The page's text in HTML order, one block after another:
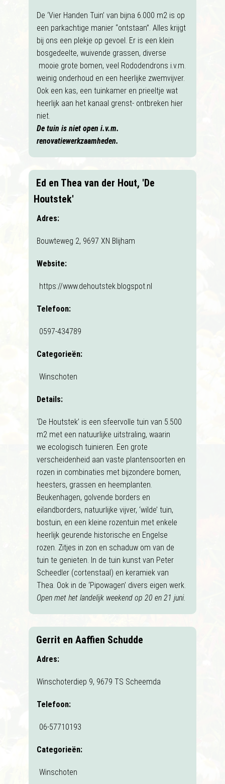
De ‘Vier Handen Tuin’ van bijna 6.000 m2 is op
een parkachtige manier “ontstaan”. Alles krijgt
bij ons een plekje op gevoel. Er is een klein
bosgedeelte, wuivende grassen, diverse
mooie grote bomen, veel Rododendrons i.v.m.
weinig onderhoud en een heerlijke zwemvijver.
Ook een kas, een tuinkamer en prieeltje wat
heerlijk aan het kanaal grenst- ontbreken hier
niet.
De tuin is niet open i.v.m.
renovatiewerkzaamheden.
Ed en Thea van der Hout, 'De
Houtstek'
Adres:
Bouwteweg 2, 9697 XN Blijham
Website:
https://www.dehoutstek.blogspot.nl
Telefoon:
0597-434789
Categorieën:
Winschoten
Details:
‘De Houtstek’ is een sfeervolle tuin van 5.500
m2 met een natuurlijke uitstraling, waarin
we ecologisch tuinieren. Een grote
verscheidenheid aan vaste plantensoorten en
rozen in combinaties met bijzondere bomen,
heesters, grassen en heemplanten.
Beukenhagen, golvende borders en
eilandborders, natuurlijke vijver, ‘wilde’ tuin,
bostuin, en een kleine rozentuin met enkele
heerlijk geurende historische en Engelse
rozen. Zitjes in zon en schaduw om van de
tuin te genieten. In de tuin kunst van Peter
Scheedler (cortenstaal) en keramiek van
Thea. Ook in de ‘Pipowagen’ divers eigen werk.
Open met het landelijk weekend op 20 en 21 juni.
Gerrit en Aaffien Schudde
Adres:
Winschoterdiep 9, 9679 TS Scheemda
Telefoon:
06-57710193
Categorieën:
Winschoten